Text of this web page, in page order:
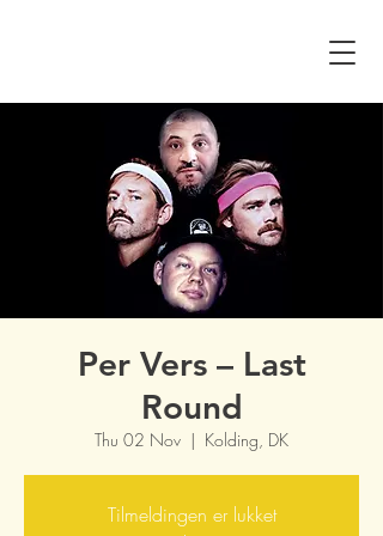
Per Vers – Last
Round
Thu 02 Nov
  |
Kolding, DK
Tilmeldingen er lukket